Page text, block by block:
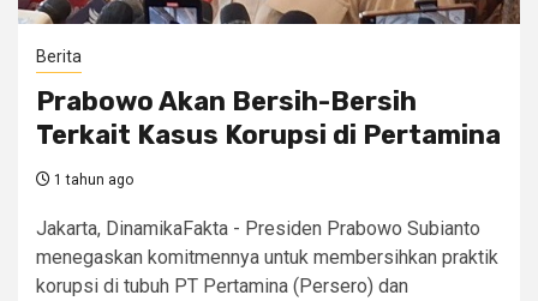
Berita
Prabowo Akan Bersih-Bersih
Terkait Kasus Korupsi di Pertamina
1 tahun ago
Jakarta, DinamikaFakta - Presiden Prabowo Subianto
menegaskan komitmennya untuk membersihkan praktik
korupsi di tubuh PT Pertamina (Persero) dan